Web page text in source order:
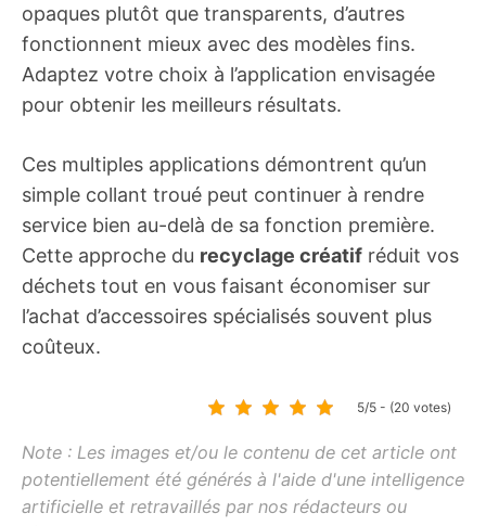
opaques plutôt que transparents, d’autres
fonctionnent mieux avec des modèles fins.
Adaptez votre choix à l’application envisagée
pour obtenir les meilleurs résultats.
Ces multiples applications démontrent qu’un
simple collant troué peut continuer à rendre
service bien au-delà de sa fonction première.
Cette approche du recyclage créatif réduit vos
déchets tout en vous faisant économiser sur
l’achat d’accessoires spécialisés souvent plus
coûteux.
5/5 - (20 votes)